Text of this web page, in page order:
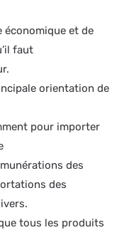
économique et de
faut
orientation de
pour importer
des
des
tous les produits